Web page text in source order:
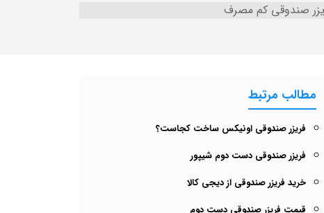
صندوقی کم مصرف
مطالب مرتبط
فریزر صندوقی اونیکس ساخت کجاست؟
فریزر صندوقی دست دوم شیپور
خرید فریزر صندوقی از دیجی کالا
قیمت فریزر صندوقی دست دوم